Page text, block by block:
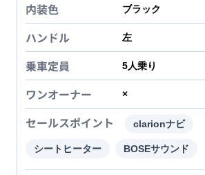
内装色 ブラック
ハンドル 左
乗車定員 5人乗り
ワンオーナー ×
セールスポイント clarionナビ
シートヒーター BOSEサウンド